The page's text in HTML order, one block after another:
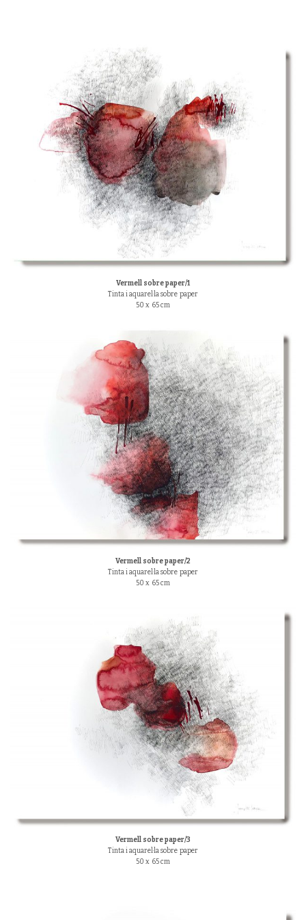
Vermell sobre paper/1
Tinta i aquarel·la sobre paper
50 x 65 cm
Vermell sobre paper/2
Tinta i aquarel·la sobre paper
50 x 65 cm
Vermell sobre paper/3
Tinta i aquarel·la sobre paper
50 x 65 cm